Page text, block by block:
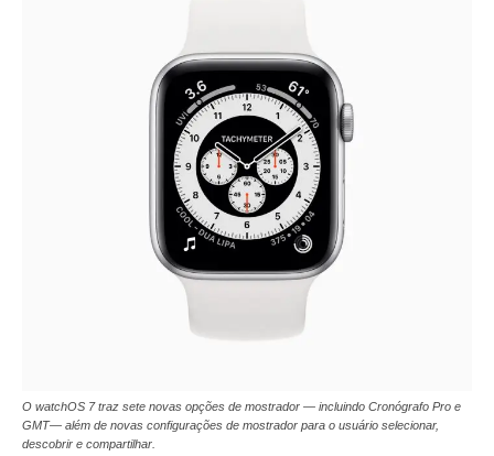
O watchOS 7 traz sete novas opções de mostrador — incluindo Cronógrafo Pro e
GMT— além de novas configurações de mostrador para o usuário selecionar,
descobrir e compartilhar.